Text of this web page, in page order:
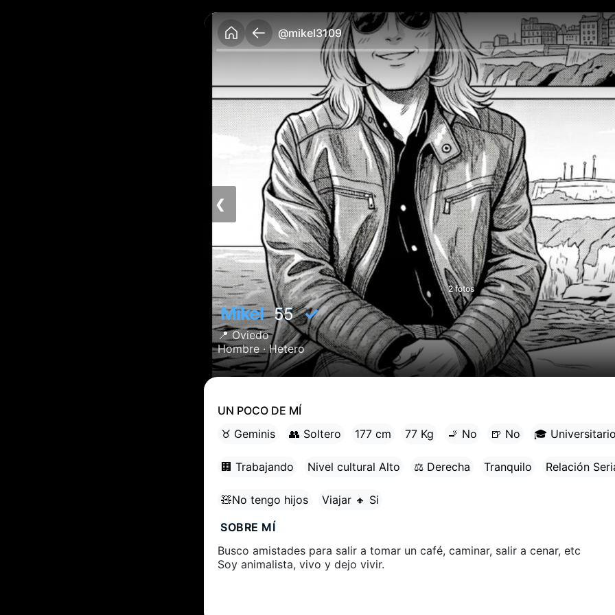
@mikel3109
Mikel55✓
📍Oviedo
Hombre ·Hetero
❮
2 fotos
❮❯
UN POCO DE MÍ
♉ Geminis
👥 Soltero 177 cm 77 Kg 🚬 No 🍺 No 🎓
🏢 Trabajando Nivel cultural Alto ⚖ Derecha Tranquilo Relación
🧸No tengo hijos
Viajar 🔸 Si
SOBRE MÍ
Busco amistades para salir a tomar un café, caminar, salir a cenar, etc
Soy animalista, vivo y dejo vivir.